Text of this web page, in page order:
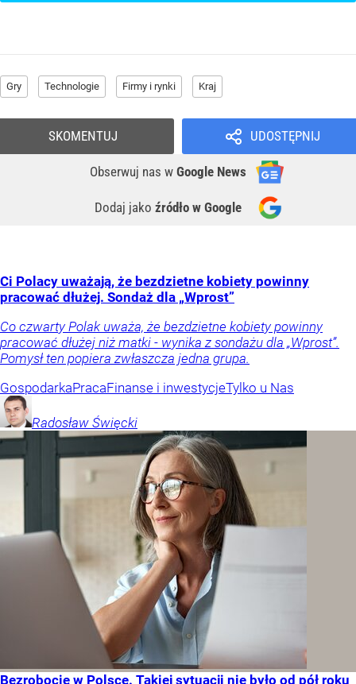
Gry Technologie Firmy i rynki Kraj
UDOSTĘPNIJ
Obserwuj nas w Google News
Dodaj jako źródło w Google
SKOMENTUJ
Ci Polacy uważają, że bezdzietne kobiety powinny
pracować dłużej. Sondaż dla „Wprost”
Co czwarty Polak uważa, że bezdzietne kobiety powinny
pracować dłużej niż matki - wynika z sondażu dla „Wprost”.
Pomysł ten popiera zwłaszcza jedna grupa.
GospodarkaPracaFinanse i inwestycjeTylko u Nas
Radosław Święcki
Bezrobocie w Polsce. Takiej sytuacji nie było od pół roku